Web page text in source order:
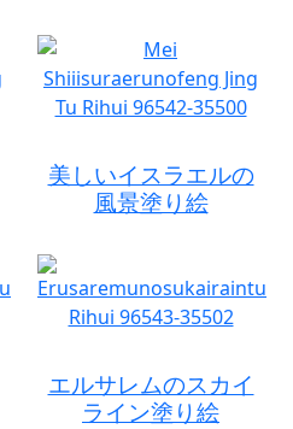
美しいイスラエルの
風景塗り絵
エルサレムのスカイ
ライン塗り絵